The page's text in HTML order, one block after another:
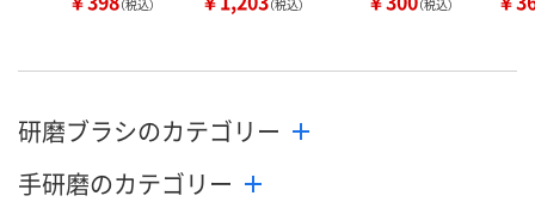
（税込） （税込） （税込）
研磨ブラシのカテゴリー
手研磨のカテゴリー